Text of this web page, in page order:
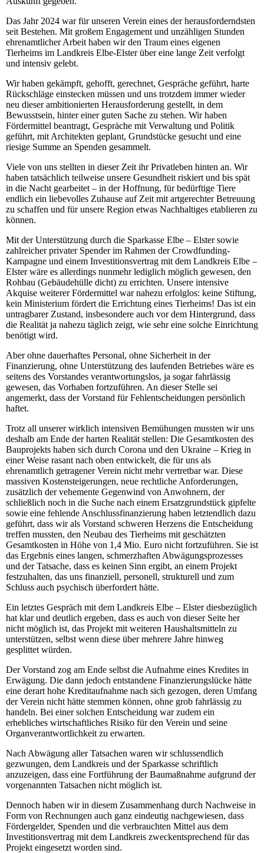
Das Jahr 2024 war für unseren Verein eines der herausforderndsten
seit Bestehen. Mit großem Engagement und unzähligen Stunden
ehrenamtlicher Arbeit haben wir den Traum eines eigenen
Tierheims im Landkreis Elbe-Elster über eine lange Zeit verfolgt
und intensiv gelebt.
Wir haben gekämpft, gehofft, gerechnet, Gespräche geführt, harte
Rückschläge einstecken müssen und uns trotzdem immer wieder
neu dieser ambitionierten Herausforderung gestellt, in dem
Bewusstsein, hinter einer guten Sache zu stehen. Wir haben
Fördermittel beantragt, Gespräche mit Verwaltung und Politik
geführt, mit Architekten geplant, Grundstücke gesucht und eine
riesige Summe an Spenden gesammelt.
Viele von uns stellten in dieser Zeit ihr Privatleben hinten an. Wir
haben tatsächlich teilweise unsere Gesundheit riskiert und bis spät
in die Nacht gearbeitet – in der Hoffnung, für bedürftige Tiere
endlich ein liebevolles Zuhause auf Zeit mit artgerechter Betreuung
zu schaffen und für unsere Region etwas Nachhaltiges etablieren zu
können.
Mit der Unterstützung durch die Sparkasse Elbe – Elster sowie
zahlreicher privater Spender im Rahmen der Crowdfunding-
Kampagne und einem Investitionsvertrag mit dem Landkreis Elbe –
Elster wäre es allerdings nunmehr lediglich möglich gewesen, den
Rohbau (Gebäudehülle dicht) zu errichten. Unsere intensive
Akquise weiterer Fördermittel war nahezu erfolglos: keine Stiftung,
kein Ministerium fördert die Errichtung eines Tierheims! Das ist ein
untragbarer Zustand, insbesondere auch vor dem Hintergrund, dass
die Realität ja nahezu täglich zeigt, wie sehr eine solche Einrichtung
benötigt wird.
Aber ohne dauerhaftes Personal, ohne Sicherheit in der
Finanzierung, ohne Unterstützung des laufenden Betriebes wäre es
seitens des Vorstandes verantwortungslos, ja sogar fahrlässig
gewesen, das Vorhaben fortzuführen. An dieser Stelle sei
angemerkt, dass der Vorstand für Fehlentscheidungen persönlich
haftet.
Trotz all unserer wirklich intensiven Bemühungen mussten wir uns
deshalb am Ende der harten Realität stellen: Die Gesamtkosten des
Bauprojekts haben sich durch Corona und den Ukraine – Krieg in
einer Weise rasant nach oben entwickelt, die für uns als
ehrenamtlich getragener Verein nicht mehr vertretbar war. Diese
massiven Kostensteigerungen, neue rechtliche Anforderungen,
zusätzlich der vehemente Gegenwind von Anwohnern, der
schließlich noch in die Suche nach einem Ersatzgrundstück gipfelte
sowie eine fehlende Anschlussfinanzierung haben letztendlich dazu
geführt, dass wir als Vorstand schweren Herzens die Entscheidung
treffen mussten, den Neubau des Tierheims mit geschätzten
Gesamtkosten in Höhe von 1,4 Mio. Euro nicht fortzuführen. Sie ist
das Ergebnis eines langen, schmerzhaften Abwägungsprozesses
und der Tatsache, dass es keinen Sinn ergibt, an einem Projekt
festzuhalten, das uns finanziell, personell, strukturell und zum
Schluss auch psychisch überfordert hätte.
Ein letztes Gespräch mit dem Landkreis Elbe – Elster diesbezüglich
hat klar und deutlich ergeben, dass es auch von dieser Seite her
nicht möglich ist, das Projekt mit weiteren Haushaltsmitteln zu
unterstützen, selbst wenn diese über mehrere Jahre hinweg
gesplittet würden.
Der Vorstand zog am Ende selbst die Aufnahme eines Kredites in
Erwägung. Die dann jedoch entstandene Finanzierungslücke hätte
eine derart hohe Kreditaufnahme nach sich gezogen, deren Umfang
der Verein nicht hätte stemmen können, ohne grob fahrlässig zu
handeln. Bei einer solchen Entscheidung war zudem ein
erhebliches wirtschaftliches Risiko für den Verein und seine
Organverantwortlichkeit zu erwarten.
Nach Abwägung aller Tatsachen waren wir schlussendlich
gezwungen, dem Landkreis und der Sparkasse schriftlich
anzuzeigen, dass eine Fortführung der Baumaßnahme aufgrund der
vorgenannten Tatsachen nicht möglich ist.
Dennoch haben wir in diesem Zusammenhang durch Nachweise in
Form von Rechnungen auch ganz eindeutig nachgewiesen, dass
Fördergelder, Spenden und die verbrauchten Mittel aus dem
Investitionsvertrag mit dem Landkreis zweckentsprechend für das
Projekt eingesetzt worden sind.